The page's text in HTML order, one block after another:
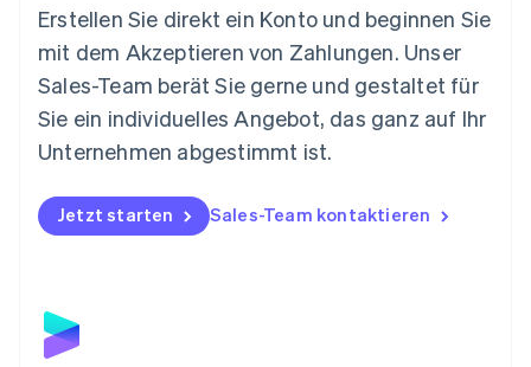
Erstellen Sie direkt ein Konto und beginnen Sie
mit dem Akzeptieren von Zahlungen. Unser
Sales-Team berät Sie gerne und gestaltet für
Sie ein individuelles Angebot, das ganz auf Ihr
Unternehmen abgestimmt ist.
Jetzt starten Sales-Team kontaktieren
English
Niederlande
Nederlands English
Norwegen
English
Österreich
Polen
English
Portugal
Schweden